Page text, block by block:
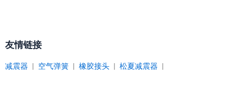
友情链接
减震器 空气弹簧 橡胶接头 松夏减震器